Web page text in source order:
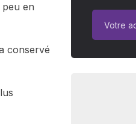
en
conservé